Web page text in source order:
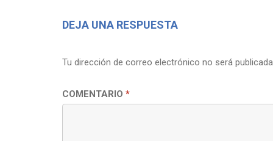
DEJA UNA RESPUESTA
Tu dirección de correo electrónico no será publicada.
COMENTARIO *